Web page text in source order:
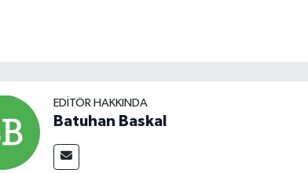
EDITÖR HAKKINDA
Batuhan Baskal